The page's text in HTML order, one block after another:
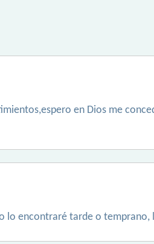
en Dios me
lo encontraré tarde o temprano,